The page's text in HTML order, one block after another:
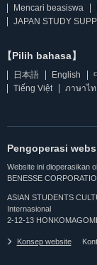
Mencari beasiswa
JAPAN STUDY
【Pilih bahasa】
日本語 English
Tiếng Việt
ภาษาไท
Pengoperasi
Website ini dioperasikan
BENESSE
ASIAN STUDENTS
Internasional
2-12-13
Konsep website